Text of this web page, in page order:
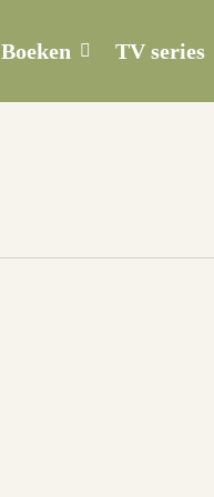
Boeken TV series